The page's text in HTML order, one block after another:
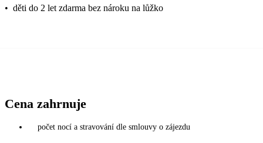
• děti do 2 let zdarma bez nároku na lůžko
Cena zahrnuje
počet nocí a stravování dle smlouvy o zájezdu